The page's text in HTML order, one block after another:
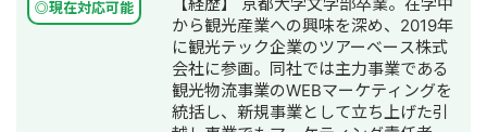
qr/2000788262-7YNDe1MK?
uLand=UGw3dP トソーマ株式会社公
式サイト https://tosoma.co.jp 無料で
相談も受け付けています。 興味がある
方は、LINEでお気軽にご連絡ください
ませ。
◎現在対応可能
から観光産業への興味を深め、2019年
に観光テック企業のツアーベース株式
会社に参画。同社では主力事業である
観光物流事業のWEBマーケティングを
統括し、新規事業として立ち上げた引